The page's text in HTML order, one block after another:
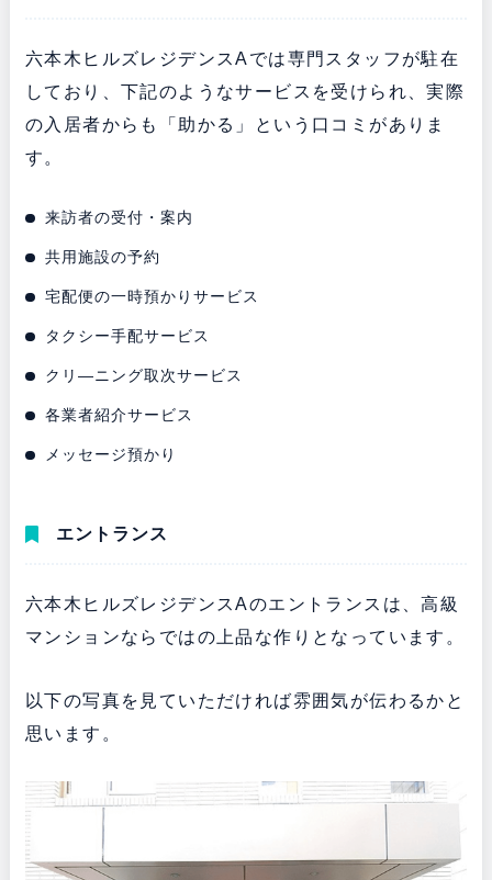
六本木ヒルズレジデンスAでは専門スタッフが駐在
しており、下記のようなサービスを受けられ、実際
の入居者からも「助かる」という口コミがありま
す。
来訪者の受付・案内
共用施設の予約
宅配便の一時預かりサービス
タクシー手配サービス
クリ―ニング取次サービス
各業者紹介サービス
メッセージ預かり
エントランス
六本木ヒルズレジデンスAのエントランスは、高級
マンションならではの上品な作りとなっています。
以下の写真を見ていただければ雰囲気が伝わるかと
思います。